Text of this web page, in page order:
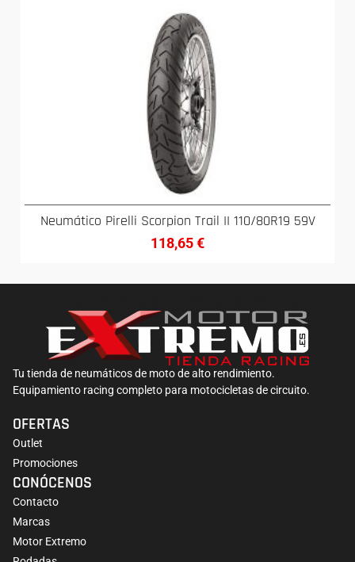
Neumático Pirelli Scorpion Trail II 110/80R19 59V
118,65€
Tu tienda de neumáticos de moto de alto rendimiento.
Equipamiento racing completo para motocicletas de circuito.
OFERTAS
Outlet
Promociones
CONÓCENOS
Contacto
Marcas
Motor Extremo